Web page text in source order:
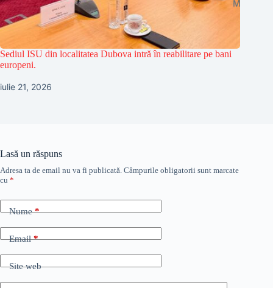
Sediul ISU din localitatea Dubova intră în reabilitare pe bani
europeni.
iulie 21, 2026
Lasă un răspuns
Adresa ta de email nu va fi publicată. Câmpurile obligatorii sunt marcate
cu *
Nume*
Email*
Site web